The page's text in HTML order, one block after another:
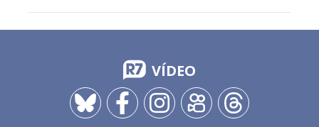
VÍDEO